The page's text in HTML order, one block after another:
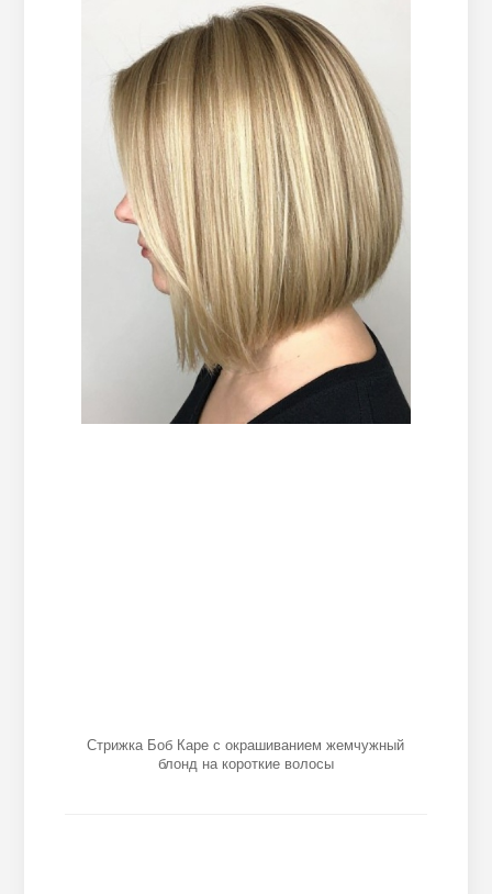
Стрижка Боб Каре с окрашиванием жемчужный
блонд на короткие волосы